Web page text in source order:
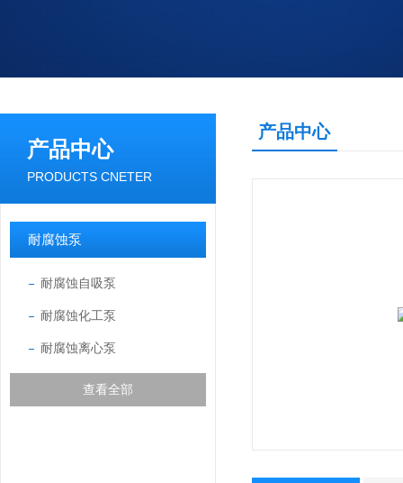
产品中心
PRODUCTS CNETER
耐腐蚀泵
耐腐蚀自吸泵
耐腐蚀化工泵
耐腐蚀离心泵
查看全部
产品中心